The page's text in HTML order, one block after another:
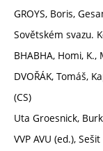
GROYS, Boris,
Sovětském svazu.
BHABHA, Homi, K.,
DVOŘÁK, Tomáš,
(CS)
Uta Groesnick,
VVP AVU (ed.),